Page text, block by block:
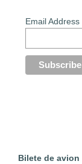
Email Address
Bilete de